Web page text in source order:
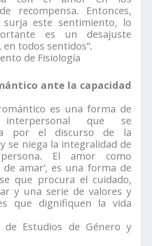
recompensa. Entonces,
este sentimiento, lo
es un desajuste
todos sentidos”.
de Fisiología
ante la capacidad
es una forma de
interpersonal que se
por el discurso de la
se niega la integralidad de
El amor como
de amar’, es una forma de
que procura el cuidado,
y una serie de valores y
que dignifiquen la vida
de Estudios de Género y